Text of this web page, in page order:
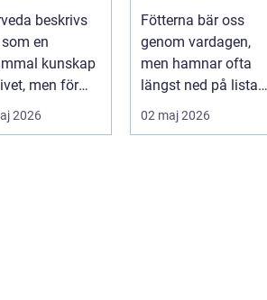
beskrivs
en
kunskap
men för
handlar
om något
2026
omtanke och
friska fötter året
runt
Fötterna bär oss
genom vardagen,
men hamnar ofta
längst ned på listan
över egenvård.
Många vänjer si...
02 maj 2026